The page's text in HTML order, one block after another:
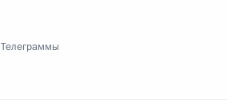
Телеграммы